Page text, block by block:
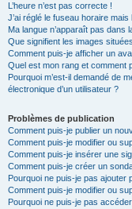
L’heure n’est pas correcte !
J’ai réglé le fuseau horaire
Ma langue n’apparaît pas dans
Que signifient les images
Comment puis-je afficher un
Quel est mon rang et comment
Pourquoi m’est-il demandé de
électronique d’un utilisateur ?
Problèmes de publication
Comment puis-je publier un
Comment puis-je modifier ou
Comment puis-je insérer une
Comment puis-je créer un
Pourquoi ne puis-je pas ajouter
Comment puis-je modifier ou
Pourquoi ne puis-je pas